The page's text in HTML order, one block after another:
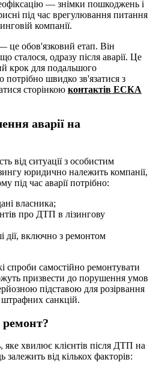
— знімки пошкоджень і
під час врегулювання питання
компанії.
це обов'язковий етап. Він
сталося, одразу після аварії. Це
крок для подальшого
швидко зв'язатися з
сторінкою контактів ЕСКА
аварії на
від ситуації з особистим
юридично належить компанії,
під час аварії потрібно:
власника;
про ДТП в лізингову
дії, включно з ремонтом
спроби самостійно ремонтувати
призвести до порушення умов
підставою для розірвання
штрафних санкцій.
ремонт?
хвилює клієнтів після ДТП на
залежить від кількох факторів: